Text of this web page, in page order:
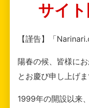
サイ
【謹告】「
陽春の候、皆様に
とお慶び申し上げま
1999年の開設以来